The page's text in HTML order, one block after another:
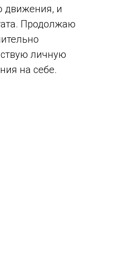
движения, и
Продолжаю
личную
на себе.